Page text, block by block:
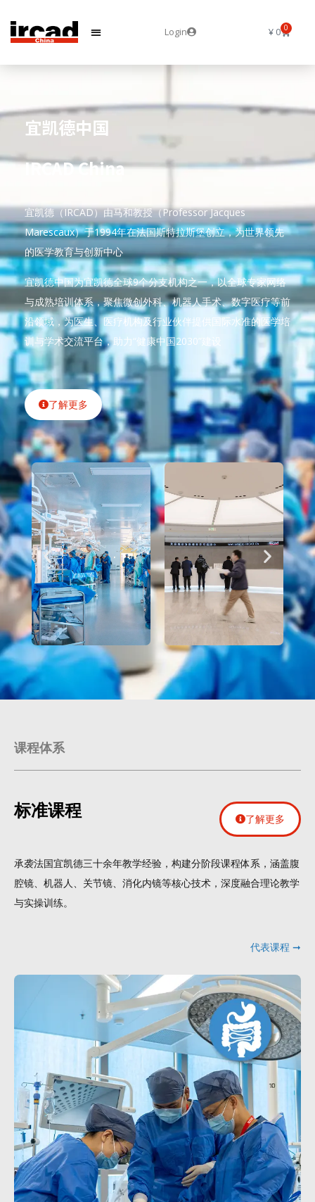
Login ¥0 0
宜凯德中国
IRCAD China
宜凯德（IRCAD）由马和教授（Professor Jacques
Marescaux）于1994年在法国斯特拉斯堡创立，为世界领先
的医学教育与创新中心
宜凯德中国为宜凯德全球9个分支机构之一，以全球专家网络
与成熟培训体系，聚焦微创外科、机器人手术、数字医疗等前
沿领域，为医生、医疗机构及行业伙伴提供国际水准的医学培
训与学术交流平台，助力“健康中国2030”建设
了解更多
课程体系
标准课程 了解更多
承袭法国宜凯德三十余年教学经验，构建分阶段课程体系，涵盖腹
腔镜、机器人、关节镜、消化内镜等核心技术，深度融合理论教学
与实操训练。
代表课程 ➞